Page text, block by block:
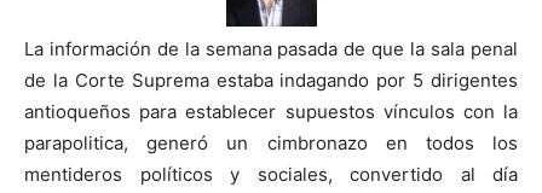
La información de la semana pasada de que la sala penal
de la Corte Suprema estaba indagando por 5 dirigentes
antioqueños para establecer supuestos vínculos con la
parapolitica, generó un cimbronazo en todos los
mentideros políticos y sociales, convertido al día